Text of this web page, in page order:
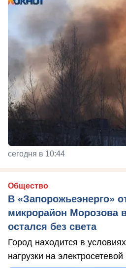
сегодня в 10:44
Общество
В «Запорожьеэнерго»
микрорайон Морозова
остался без света
Город находится в
нагрузки на